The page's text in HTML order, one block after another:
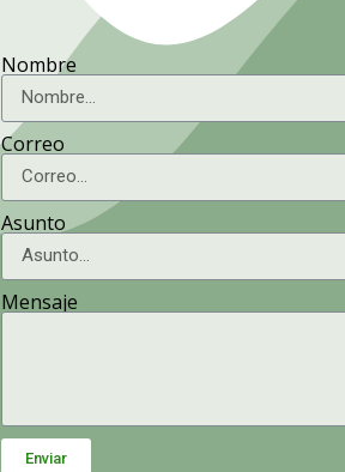
Nombre
Correo
Asunto
Mensaje
Enviar